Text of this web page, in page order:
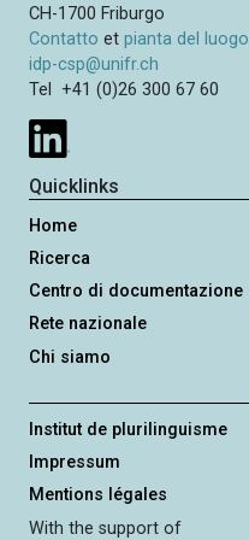
CH-1700 Friburgo
Contatto etpianta del luogo
idp-csp@unifr.ch
Tel +41 (0)26 300 67 60
Quicklinks
Home
Ricerca
Centro di documentazione
Rete nazionale
Chi siamo
Institut de plurilinguisme
Impressum
Mentions légales
With the support of